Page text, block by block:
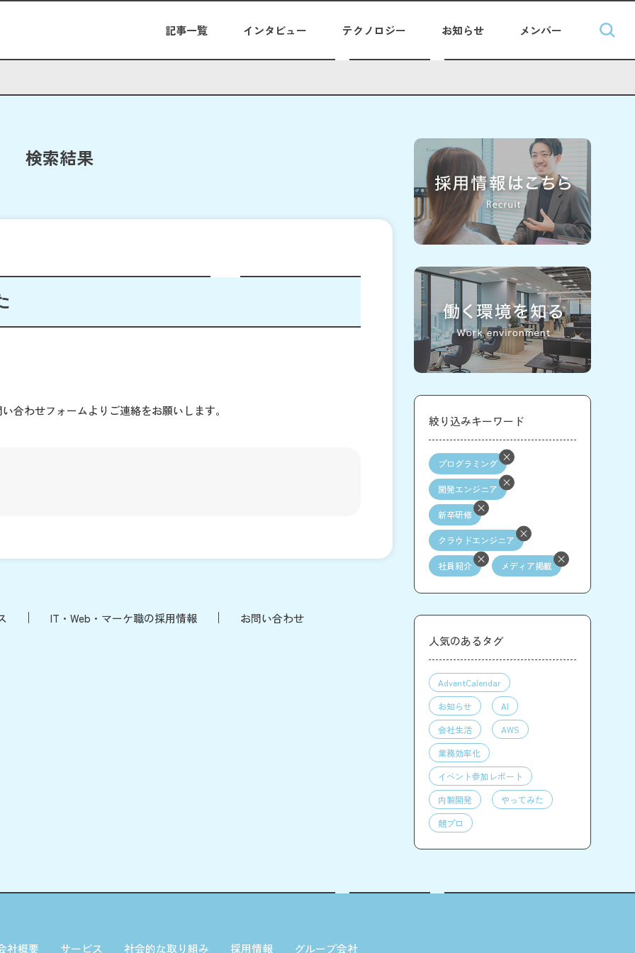
記事一覧 インタビュー テクノロジー お知らせ メンバー
検索結果
合わせフォームよりご連絡をお願いします。
IT・Web・マーケ職の採用情報 お問い合わせ
絞り込みキーワード
プログラミング
開発エンジニア
新卒研修
クラウドエンジニア
社員紹介 メディア掲載
人気のあるタグ
AdventCalendar
お知らせ
AI
会社生活
AWS
業務効率化
イベント参加レポート
内製開発
やってみた
競プロ
社概要 サービス 社会的な取り組み 採用情報 グループ会社